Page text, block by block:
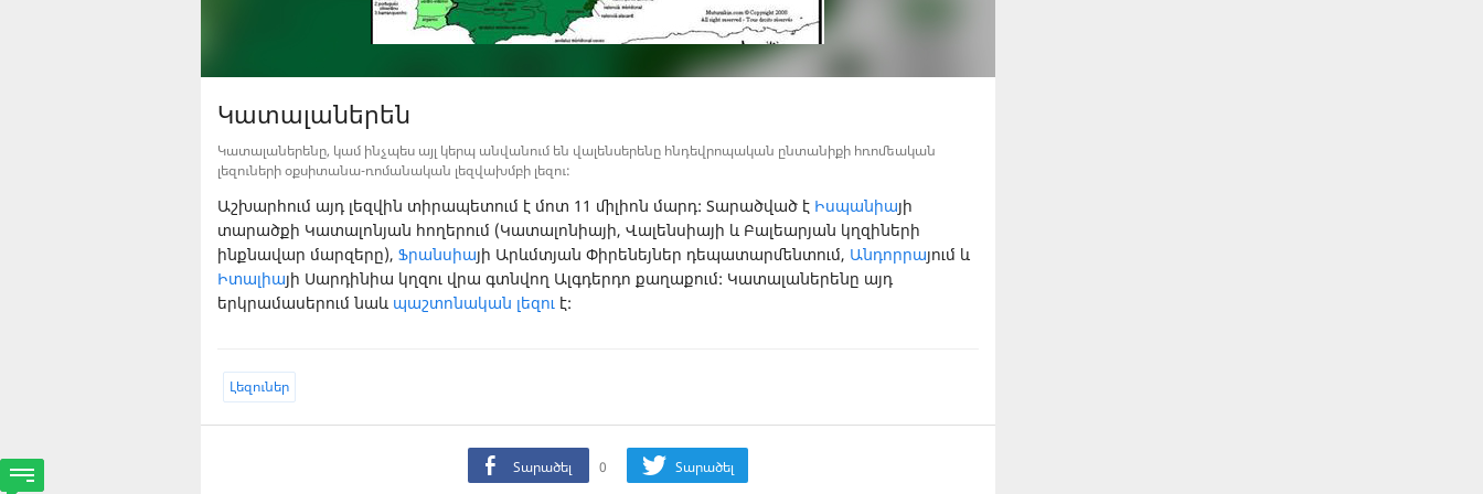
Կատալաներեն
Կատալաներենը, կամ ինչպես այլ կերպ անվանում են վալենսերենը հնդեվրոպական ընտանիքի հռոմեական
լեզուների օքսիտանա-ռոմանական լեզվախմբի լեզու:
Աշխարհում այդ լեզվին տիրապետում է մոտ 11 միլիոն մարդ: Տարածված է Իսպանիայի
տարածքի Կատալոնյան հողերում (Կատալոնիայի, Վալենսիայի և Բալեարյան կղզիների
ինքնավար մարզերը), Ֆրանսիայի Արևմտյան Փիրենեյներ դեպատարմենտում, Անդորրայում և
Իտալիայի Սարդինիա կղզու վրա գտնվող Ալգդերդո քաղաքում: Կատալաներենը այդ
երկրամասերում նաև պաշտոնական լեզու է:
Լեզուներ
Տարածել 0 Տարածել